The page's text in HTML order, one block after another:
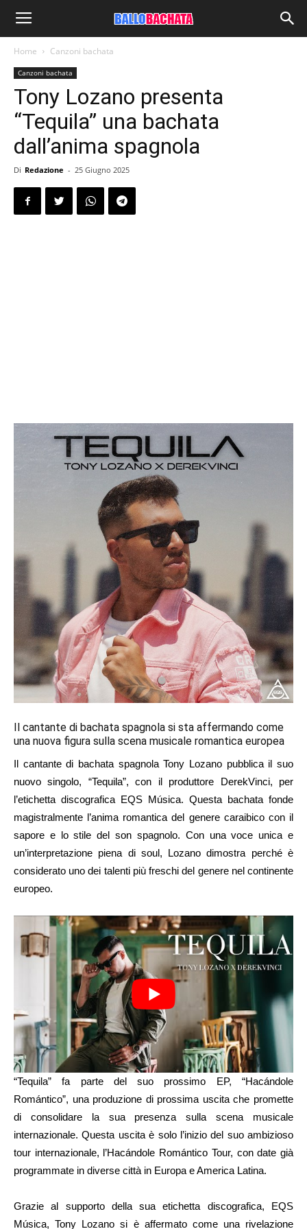
Home Canzoni bachata
Canzoni bachata
Tony Lozano presenta
“Tequila” una bachata
dall’anima spagnola
Di Redazione - 25 Giugno 2025
Il cantante di bachata spagnola si sta affermando come
una nuova figura sulla scena musicale romantica europea
Il cantante di bachata spagnola Tony Lozano pubblica il suo
nuovo singolo, “Tequila”, con il produttore DerekVinci, per
l’etichetta discografica EQS Música. Questa bachata fonde
magistralmente l’anima romantica del genere caraibico con il
sapore e lo stile del son spagnolo. Con una voce unica e
un’interpretazione piena di soul, Lozano dimostra perché è
considerato uno dei talenti più freschi del genere nel continente
europeo.
“Tequila” fa parte del suo prossimo EP, “Hacándole
Romántico”, una produzione di prossima uscita che promette
di consolidare la sua presenza sulla scena musicale
internazionale. Questa uscita è solo l’inizio del suo ambizioso
tour internazionale, l’Hacándole Romántico Tour, con date già
programmate in diverse città in Europa e America Latina.
Grazie al supporto della sua etichetta discografica, EQS
Música, Tony Lozano si è affermato come una rivelazione